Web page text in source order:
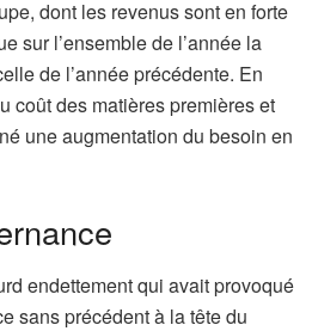
dont les revenus sont en forte
sur l’ensemble de l’année la
de l’année précédente. En
coût des matières premières et
une augmentation du besoin en
endettement qui avait provoqué
sans précédent à la tête du